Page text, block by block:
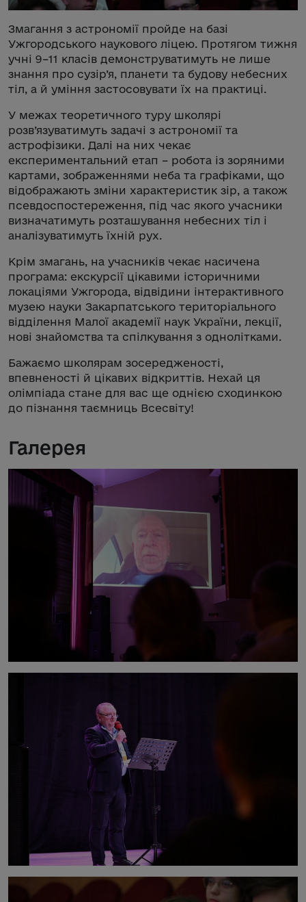
Змагання з астрономії пройде на базі
Ужгородського наукового ліцею. Протягом тижня
учні 9–11 класів демонструватимуть не лише
знання про сузір’я, планети та будову небесних
тіл, а й уміння застосовувати їх на практиці.
У межах теоретичного туру школярі
розв’язуватимуть задачі з астрономії та
астрофізики. Далі на них чекає
експериментальний етап – робота із зоряними
картами, зображеннями неба та графіками, що
відображають зміни характеристик зір, а також
псевдоспостереження, під час якого учасники
визначатимуть розташування небесних тіл і
аналізуватимуть їхній рух.
Крім змагань, на учасників чекає насичена
програма: екскурсії цікавими історичними
локаціями Ужгорода, відвідини інтерактивного
музею науки Закарпатського територіального
відділення Малої академії наук України, лекції,
нові знайомства та спілкування з однолітками.
Бажаємо школярам зосередженості,
впевненості й цікавих відкриттів. Нехай ця
олімпіада стане для вас ще однією сходинкою
до пізнання таємниць Всесвіту!
Галерея